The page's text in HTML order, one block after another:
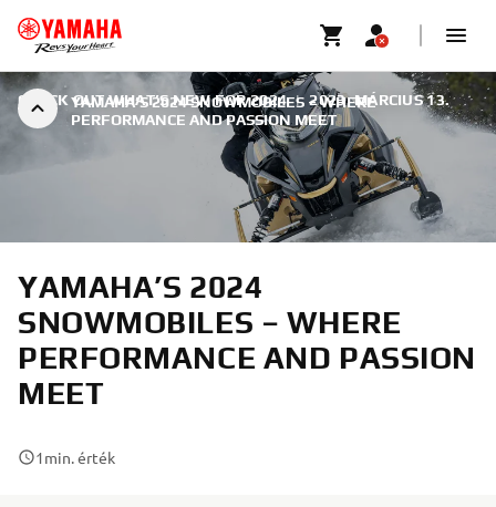
YAMAHA’S 2024 SNOWMOBILES – WHERE
PERFORMANCE AND PASSION MEET
CHECK OUT WHAT’S NEW FOR 2024 | 2023. MÁRCIUS 13.
YAMAHA’S 2024
SNOWMOBILES – WHERE
PERFORMANCE AND PASSION
MEET
1min. érték